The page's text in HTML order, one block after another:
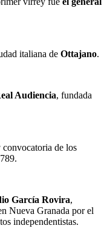
italiana de Ottajano.
Audiencia, fundada
convocatoria de los
García Rovira,
Nueva Granada por el
independentistas.